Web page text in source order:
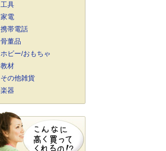
工具
家電
携帯電話
骨董品
ホビー/おもちゃ
教材
その他雑貨
楽器